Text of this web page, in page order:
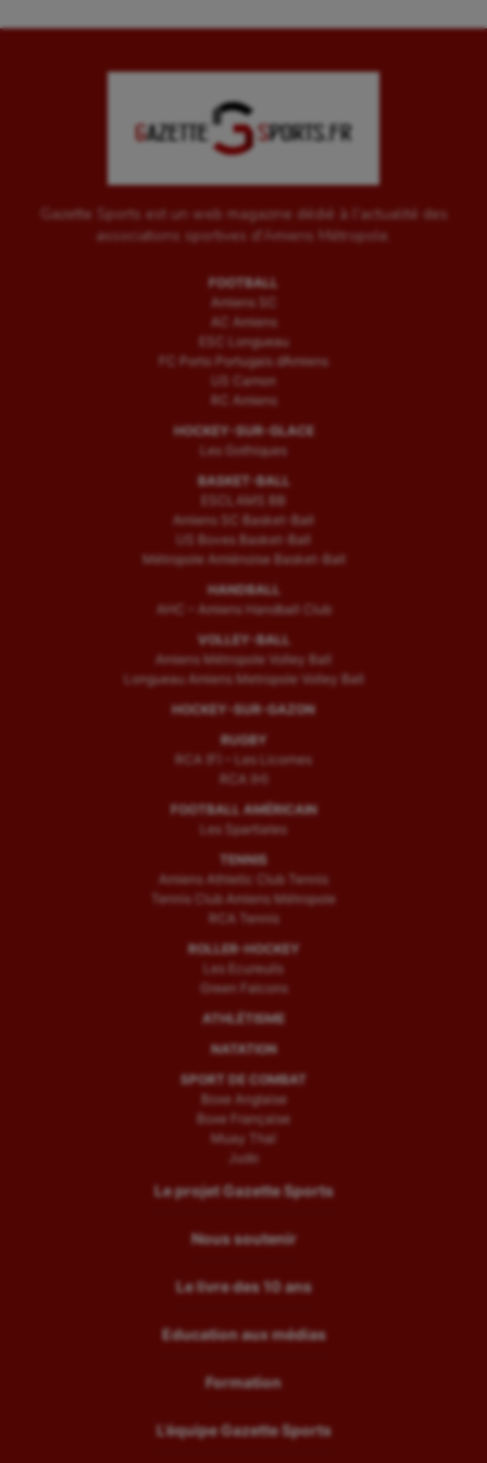
Gazette Sports est un web magazine dédié à l'actualité des
associations sportives d'Amiens Métropole.
FOOTBALL
Amiens SC
AC Amiens
ESC Longueau
FC Porto Portugais d’Amiens
US Camon
RC Amiens
HOCKEY-SUR-GLACE
Les Gothiques
BASKET-BALL
ESCLAMS BB
Amiens SC Basket-Ball
US Boves Basket-Ball
Métropole Amiénoise Basket-Ball
HANDBALL
AHC – Amiens Handball Club
VOLLEY-BALL
Amiens Métropole Volley Ball
Longueau Amiens Metropole Volley Ball
HOCKEY-SUR-GAZON
RUGBY
RCA (F) – Les Licornes
RCA (H)
FOOTBALL AMÉRICAIN
Les Spartiates
TENNIS
Amiens Athletic Club Tennis
Tennis Club Amiens Métropole
RCA Tennis
ROLLER-HOCKEY
Les Ecureuils
Green Falcons
ATHLÉTISME
NATATION
SPORT DE COMBAT
Boxe Anglaise
Boxe Française
Muay Thaï
Judo
Le projet Gazette Sports
Nous soutenir
Le livre des 10 ans
Education aux médias
Formation
L’équipe Gazette Sports